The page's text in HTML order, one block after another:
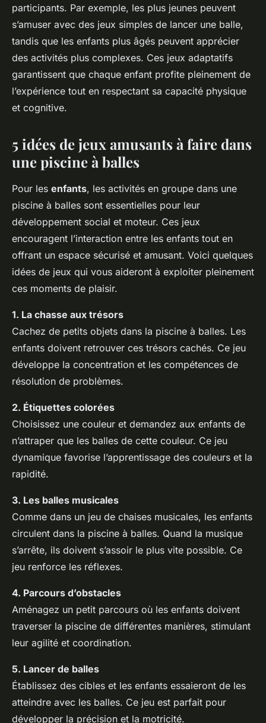
participants. Par exemple, les plus jeunes peuvent
s’amuser avec des jeux simples de lancer une balle,
tandis que les enfants plus âgés peuvent apprécier
des activités plus complexes. Ces jeux adaptatifs
garantissent que chaque enfant profite pleinement de
l’expérience tout en respectant sa capacité physique
et cognitive.
5 idées de jeux amusants à faire dans
une piscine à balles
Pour les enfants, les activités en groupe dans une
piscine à balles sont essentielles pour leur
développement social et moteur. Ces jeux
encouragent l’interaction entre les enfants tout en
offrant un espace sécurisé et amusant. Voici quelques
idées de jeux qui vous aideront à exploiter pleinement
ces moments de plaisir.
1. La chasse aux trésors
Cachez de petits objets dans la piscine à balles. Les
enfants doivent retrouver ces trésors cachés. Ce jeu
développe la concentration et les compétences de
résolution de problèmes.
2. Étiquettes colorées
Choisissez une couleur et demandez aux enfants de
n’attraper que les balles de cette couleur. Ce jeu
dynamique favorise l’apprentissage des couleurs et la
rapidité.
3. Les balles musicales
Comme dans un jeu de chaises musicales, les enfants
circulent dans la piscine à balles. Quand la musique
s’arrête, ils doivent s’assoir le plus vite possible. Ce
jeu renforce les réflexes.
4. Parcours d’obstacles
Aménagez un petit parcours où les enfants doivent
traverser la piscine de différentes manières, stimulant
leur agilité et coordination.
5. Lancer de balles
Établissez des cibles et les enfants essaieront de les
atteindre avec les balles. Ce jeu est parfait pour
développer la précision et la motricité.